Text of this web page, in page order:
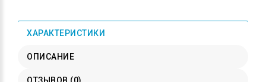
ХАРАКТЕРИСТИКИ
ОПИСАНИЕ
ОТЗЫВОВ (0)